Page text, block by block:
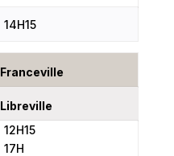
14H15
Franceville
Libreville
12H15
17H